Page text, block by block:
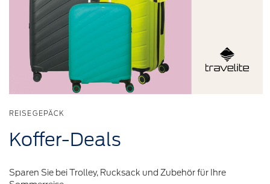
REISEGEPÄCK
Koffer-Deals
Sparen Sie bei Trolley, Rucksack und Zubehör für Ihre